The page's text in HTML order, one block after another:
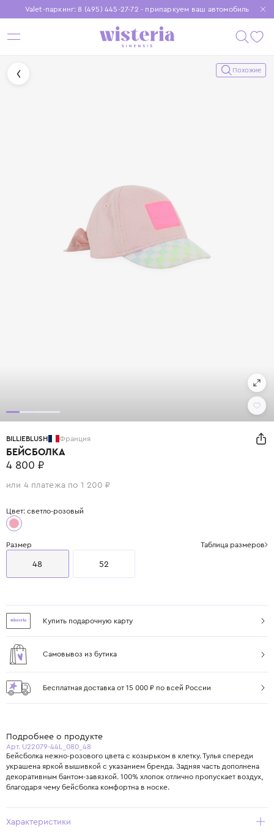
Valet-паркинг: 8 (495) 445-27-72 - припаркуем ваш автомобиль
Бесплатная доставка при заказе от 15 000 ₽
Установите приложение, чтобы покупки были еще удобнее
Похожие
BILLIEBLUSH Франция
БЕЙСБОЛКА
4 800 ₽
или 4 платежа по 1 200 ₽
Цвет: светло-розовый
Размер Таблица размеров
48 52
Купить подарочную карту
Самовывоз из бутика
Бесплатная доставка от 15 000 ₽ по всей России
Подробнее о продукте
Арт. U22079-44L_080_48
Бейсболка нежно-розового цвета с козырьком в клетку. Тулья спереди
украшена яркой вышивкой с указанием бренда. Задняя часть дополнена
декоративным бантом-завязкой. 100% хлопок отлично пропускает воздух,
благодаря чему бейсболка комфортна в носке.
Характеристики